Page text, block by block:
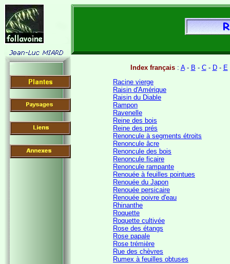
Index français: A- B - C- D- E
Racine vierge
Raisin d'Amérique
Raisin du Diable
Rampon
Ravenelle
Reine des bois
Reine des prés
Renoncule à segments étroits
Renoncule âcre
Renoncule des bois
Renoncule ficaire
Renoncule rampante
Renouée à feuilles pointues
Renouée du Japon
Renouée persicaire
Renouée poivre d'eau
Rhinanthe
Roquette
Roquette cultivée
Rose des étangs
Rose papale
Rose trémière
Rue des chèvres
Rumex à feuilles obtuses